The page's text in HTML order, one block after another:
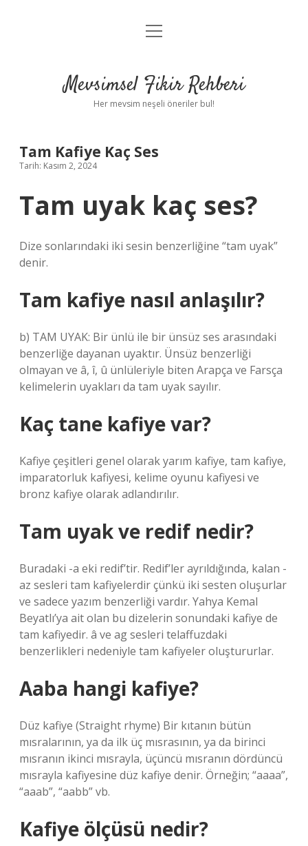
Anasayfa
Yasal Uyarı
menüyü
Mevsimsel Fikir Rehberi
Her mevsim neşeli öneriler bul!
Tam Kafiye Kaç Ses
Tarih: Kasım 2, 2024
Tam uyak kaç ses?
Dize sonlarındaki iki sesin benzerliğine “tam uyak”
denir.
Tam kafiye nasıl anlaşılır?
b) TAM UYAK: Bir ünlü ile bir ünsüz ses arasındaki
benzerliğe dayanan uyaktır. Ünsüz benzerliği
olmayan ve â, î, û ünlüleriyle biten Arapça ve Farsça
kelimelerin uyakları da tam uyak sayılır.
Kaç tane kafiye var?
Kafiye çeşitleri genel olarak yarım kafiye, tam kafiye,
imparatorluk kafiyesi, kelime oyunu kafiyesi ve
bronz kafiye olarak adlandırılır.
Tam uyak ve redif nedir?
Buradaki -a eki redif’tir. Redif’ler ayrıldığında, kalan -
az sesleri tam kafiyelerdir çünkü iki sesten oluşurlar
ve sadece yazım benzerliği vardır. Yahya Kemal
Beyatlı’ya ait olan bu dizelerin sonundaki kafiye de
tam kafiyedir. â ve ag sesleri telaffuzdaki
benzerlikleri nedeniyle tam kafiyeler oluştururlar.
Aaba hangi kafiye?
Düz kafiye (Straight rhyme) Bir kıtanın bütün
mısralarının, ya da ilk üç mısrasının, ya da birinci
mısranın ikinci mısrayla, üçüncü mısranın dördüncü
mısrayla kafiyesine düz kafiye denir. Örneğin; “aaaa”,
“aaab”, “aabb” vb.
Kafiye ölçüsü nedir?